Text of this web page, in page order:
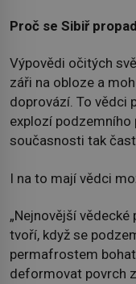
Proč se Sibiř
Výpovědi očitých
záři na obloze a
doprovází. To vědci
explozí podzemního
současnosti tak
I na to mají vědci
„Nejnovější
tvoří, když se
permafrostem
deformovat povrch